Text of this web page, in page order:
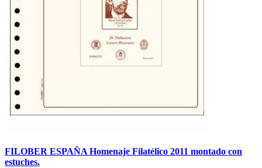
FILOBER ESPAÑA Homenaje Filatélico 2011 montado con
estuches.